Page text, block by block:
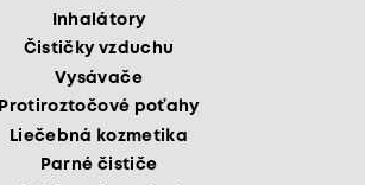
Inhalátory
Čističky vzduchu
Vysávače
Protiroztočové poťahy
Liečebná kozmetika
Parné čističe